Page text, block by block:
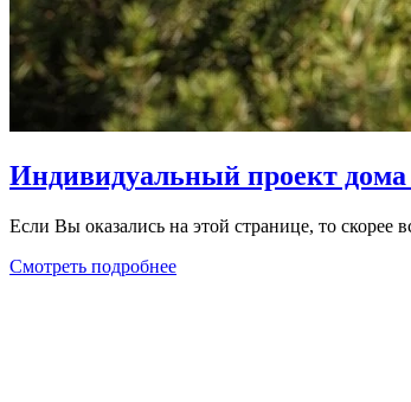
Индивидуальный проект
Если Вы оказались на этой странице, то скорее
Смотреть подробнее